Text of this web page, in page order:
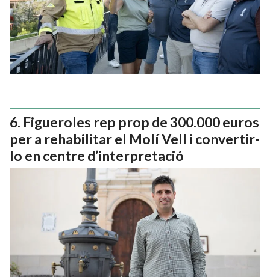
Figueroles rep prop de 300.000 euros
per a rehabilitar el Molí Vell i convertir-
lo en centre d’interpretació